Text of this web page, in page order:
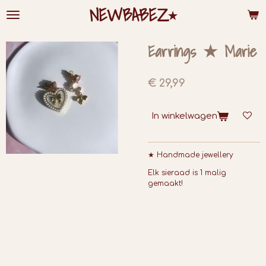
Ga
direct
de
hoofdinhoud
NEWBABEZ⭑
Earrings ★ Marie
€ 29,99
In winkelwagen
★ Handmade jewellery
Elk sieraad is 1 malig
gemaakt!